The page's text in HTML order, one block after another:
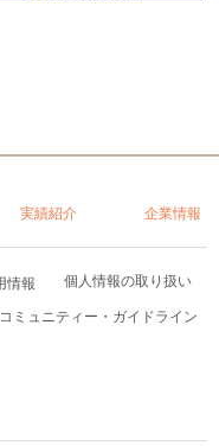
実績紹介 企業情報
情報 個人情報の取り扱い
ミュニティー・ガイドライン